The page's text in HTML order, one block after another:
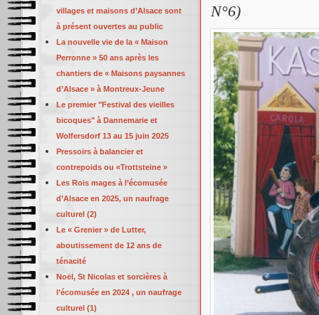
N°6)
villages et maisons d’Alsace sont
à présent ouvertes au public
La nouvelle vie de la « Maison
Perronne » 50 ans après les
chantiers de « Maisons paysannes
d’Alsace » à Montreux-Jeune
Le premier "Festival des vieilles
bicoques" à Dannemarie et
Wolfersdorf 13 au 15 juin 2025
Pressoirs à balancier et
contrepoids ou «Trottsteine »
Les Rois mages à l’écomusée
d’Alsace en 2025, un naufrage
culturel (2)
Le « Grenier » de Lutter,
aboutissement de 12 ans de
ténacité
Noël, St Nicolas et sorcières à
l’écomusée en 2024 , un naufrage
culturel (1)